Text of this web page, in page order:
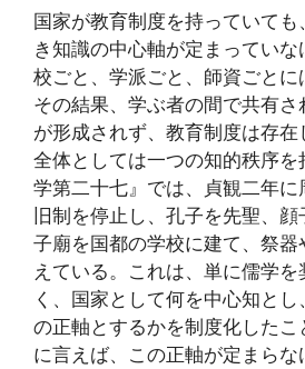
国家が教育制度を持っていて
き知識の中心軸が定まってい
校ごと、学派ごと、師資ごとに
その結果、学ぶ者の間で共有
が形成されず、教育制度は存
全体としては一つの知的秩序
学第二十七』では、貞観二年に
旧制を停止し、孔子を先聖、
子廟を国都の学校に建て、祭
えている。これは、単に儒学
く、国家として何を中心知と
の正軸とするかを制度化したこ
に言えば、この正軸が定まら